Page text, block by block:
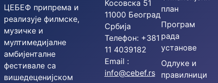
ЦЕБЕФ припрема и
реализује филмске,
музичке и
мултимедијалне
амбијенталне
фестивале са
вишедеценијском
Косовска 51
11000 Београд
Србија
Телефон: +381
11 4039182
Email :
info@cebef.rs
план
Програм
рада
установе
Одлуке и
правилници